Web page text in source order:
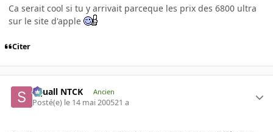
Ca serait cool si tu y arrivait parceque les prix des 6800 ultra
sur le site d'apple
Citer
Squall NTCK Ancien
Posté(e) le 14 mai 200521 a